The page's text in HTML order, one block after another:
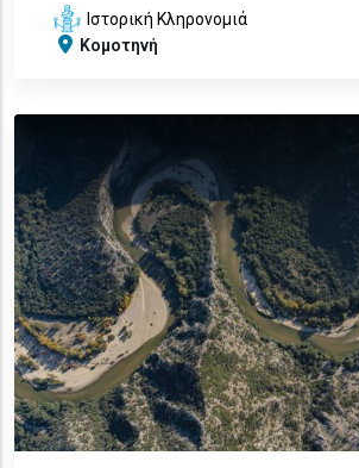
Ιστορική Κληρονομιά
Κομοτηνή